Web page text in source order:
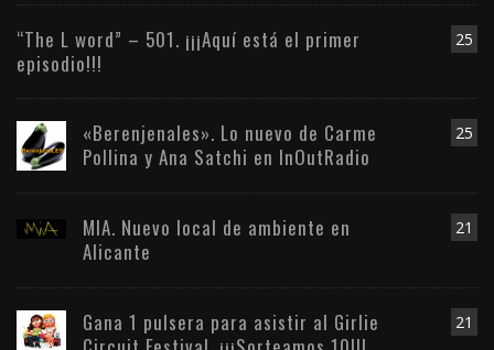
25
“The L word” – 501. ¡¡¡Aquí está el primer
episodio!!!
25
«Berenjenales». Lo nuevo de Carme
Pollina y Ana Satchi en InOutRadio
21
MIA. Nuevo local de ambiente en
Alicante
21
Gana 1 pulsera para asistir al Girlie